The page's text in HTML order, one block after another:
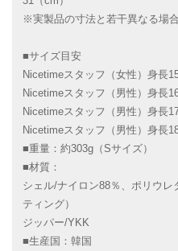
※実製品の寸法と若干異なる場合
■サイズ目安
Nicetimeスタッフ（女性）身長
Nicetimeスタッフ（男性）身長
Nicetimeスタッフ（男性）身長
Nicetimeスタッフ（男性）身長
■重量：約303g（Sサイズ）
■材質：
シェル/ナイロン88％、ポリウレ
ティング）
ジッパー/YKK
■生産国：韓国